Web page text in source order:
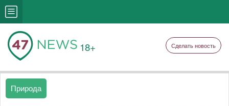
18+ Сделать новость
Природа